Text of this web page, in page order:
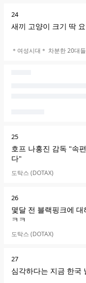
순
위
24
새끼 고양이 크기 딱
카페명
＊여성시대＊ 차분한 20대
순
위
25
호프 나홍진 감독 "속
다"
카페명
도탁스 (DOTAX)
순
위
26
몇달 전 블랙핑크에
ㅋㅋ
카페명
도탁스 (DOTAX)
순
위
27
심각하다는 지금 한국